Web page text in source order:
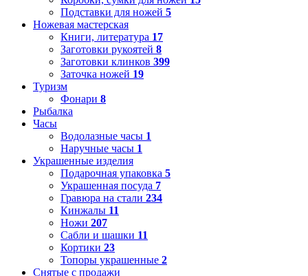
Подставки для ножей 5
Ножевая мастерская
Книги, литература 17
Заготовки рукоятей 8
Заготовки клинков 399
Заточка ножей 19
Туризм
Фонари 8
Рыбалка
Часы
Водолазные часы 1
Наручные часы 1
Украшенные изделия
Подарочная упаковка 5
Украшенная посуда 7
Гравюра на стали 234
Кинжалы 11
Ножи 207
Сабли и шашки 11
Кортики 23
Топоры украшенные 2
Снятые с продажи